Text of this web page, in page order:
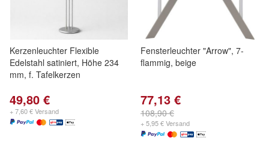
Kerzenleuchter Flexible
Edelstahl satiniert, Höhe 234
mm, f. Tafelkerzen
49,80 €
+ 7,60 € Versand
Fensterleuchter "Arrow", 7-
flammig, beige
77,13 €
108,90 €
+ 5,95 € Versand